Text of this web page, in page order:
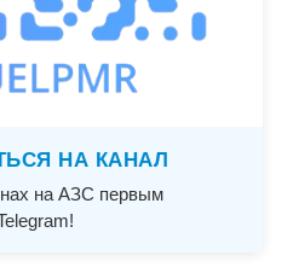
НА КАНАЛ
на АЗС первым